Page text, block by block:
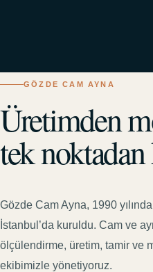
GÖZDE CAM AYNA
Üretimden
tek
Gözde Cam Ayna, 1990
İstanbul’da kuruldu. Cam ve
ölçülendirme, üretim, tamir ve
ekibimizle yönetiyoruz.